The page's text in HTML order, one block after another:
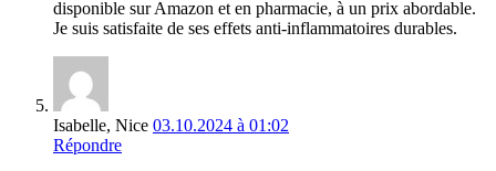
disponible sur Amazon et en pharmacie, à un prix abordable.
Je suis satisfaite de ses effets anti-inflammatoires durables.
Isabelle, Nice 03.10.2024 à 01:02
Répondre